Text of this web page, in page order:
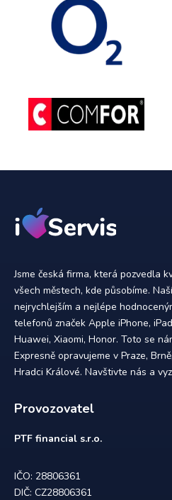
Jsme česká firma, která pozvedla
všech městech, kde působíme.
nejrychlejším a nejlépe
telefonů značek Apple iPhone,
Huawei, Xiaomi, Honor. Toto se
Expresně opravujeme v Praze,
Hradci Králové. Navštivte nás a
Provozovatel
PTF financial s.r.o.
IČO: 28806361
DIČ: CZ28806361